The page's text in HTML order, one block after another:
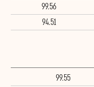
99.56
94.51
99.55